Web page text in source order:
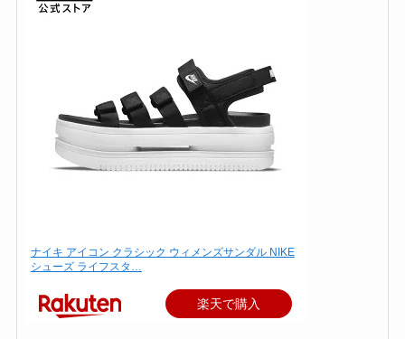
ナイキ アイコン クラシック ウィメンズサンダル NIKE
シューズ ライフスタ…
楽天で購入